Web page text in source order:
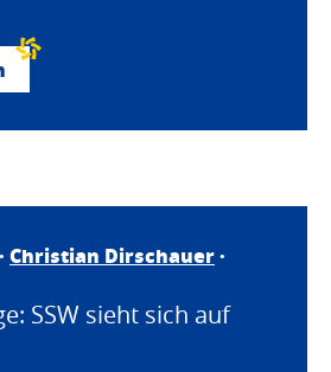
Christian Dirschauer·
SSW sieht sich auf